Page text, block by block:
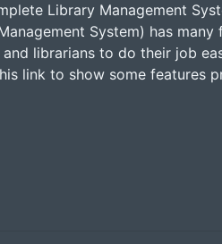
Library Management
System) has
librarians to do their job
link to show some features